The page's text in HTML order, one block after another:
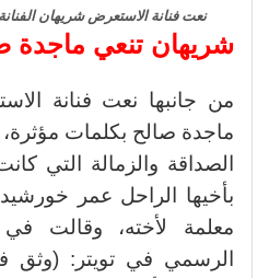
نعت فنانة الاستعرض شريهان
شريهان تنعي ماجدة
من جانبها نعت فنانة
ماجدة صالح بكلمات
الصداقة والزمالة التي
بأخيها الراحل عمر
معلمة لأخته، وقالت
الرسمي في تويتر: (وثق